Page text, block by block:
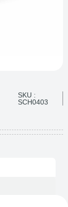
SKU :
SCH0403